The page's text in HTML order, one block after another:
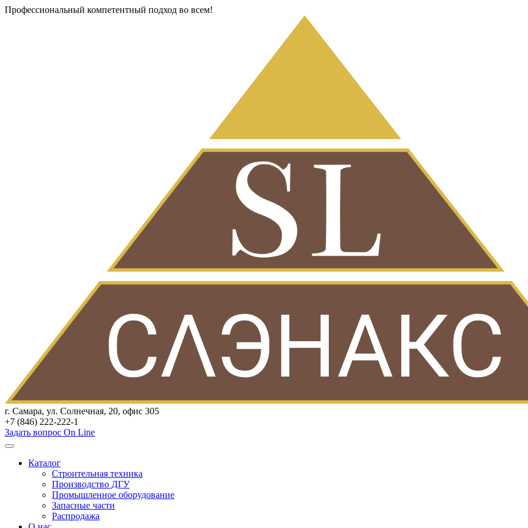
Профессиональный компетентный подход во всем!
г. Самара, ул. Солнечная, 20, офис 305
+7 (846) 222-222-1
Задать вопрос On Line
Каталог
Строительная техника
Производство ДГУ
Промышленное оборудование
Запасные части
Распродажа